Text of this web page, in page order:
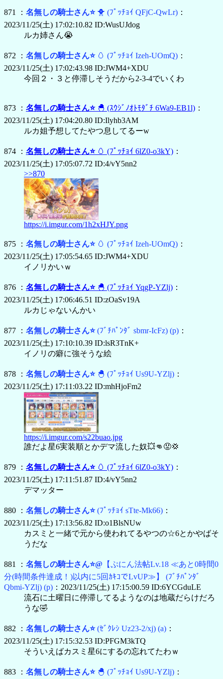
871 ： 名無しの騎士さん⭐ 🐥 (ﾌﾟｯﾁｮｲ QFjC-QwLr) ：
2023/11/25(土) 17:02:10.82 ID:WusUJdog
ルカ姉さん😭
872 ： 名無しの騎士さん⭐ 🥚 (ﾌﾟｯﾁｮｲ Izeh-UOmQ) ：
2023/11/25(土) 17:02:43.98 ID:JWM4+XDU
今回２・３と停滞しそうだから2-3-4でいくわ
873 ： 名無しの騎士さん⭐ 🐣 (ｽｳｼﾞﾉｵﾄﾓﾀﾞﾁ 6Wa9-EB1l) ：
2023/11/25(土) 17:04:20.80 ID:Ilyhb3AM
ルカ姐予想してたやつ息してるーw
874 ： 名無しの騎士さん⭐ 🥚 (ﾌﾟｯﾁｮｲ 6lZ0-o3kY) ：
2023/11/25(土) 17:05:07.72 ID:4/vY5nn2
>>870
https://i.imgur.com/1h2xHJY.png
875 ： 名無しの騎士さん⭐ 🥚 (ﾌﾟｯﾁｮｲ Izeh-UOmQ) ：
2023/11/25(土) 17:05:54.65 ID:JWM4+XDU
イノリかいｗ
876 ： 名無しの騎士さん⭐ 🐣 (ﾌﾟｯﾁｮｲ YqgP-YZlj) ：
2023/11/25(土) 17:06:46.51 ID:zOaSv19A
ルカじゃないんかい
877 ： 名無しの騎士さん⭐(ﾌﾞﾁﾊﾟﾝﾀﾞ sbmr-IcFz) (p) ：
2023/11/25(土) 17:10:10.39 ID:lsR3TnK+
イノリの癖に強そうな絵
878 ： 名無しの騎士さん⭐ 🐣 (ﾌﾟｯﾁｮｲ Us9U-YZlj) ：
2023/11/25(土) 17:11:03.22 ID:mhHjoFm2
https://i.imgur.com/s22buao.jpg
誰だよ星6実装順とかデマ流した奴💥👊😡💢
879 ： 名無しの騎士さん⭐ 🥚 (ﾌﾟｯﾁｮｲ 6lZ0-o3kY) ：
2023/11/25(土) 17:11:51.87 ID:4/vY5nn2
デマッター
880 ： 名無しの騎士さん⭐(ﾌﾟｯﾁｮｲ sTte-Mk66) ：
2023/11/25(土) 17:13:56.82 ID:o1BlsNUw
カスミと一緒で元から使われてるやつの☆6とかやばそ
うだな
881 ： 名無しの騎士さん⭐@ 【ぷにん法帖Lv.18 ≪あと0時間0
分(時間条件達成！)以内に5回ｶｷｺでLvUP≫】
(ﾌﾞﾁﾊﾟﾝﾀﾞ
Qbmi-YZlj) (p) ：2023/11/25(土) 17:15:00.59 ID:6YCGduLE
流石に土曜日に停滞してるようなのは地蔵だらけだろ
うな🤣
882 ： 名無しの騎士さん⭐(ｾﾞｸﾚｼ Uz23-2/xj) (a) ：
2023/11/25(土) 17:15:32.53 ID:PFGM3kTQ
そういえばカスミ星6にするの忘れてたわｗ
883 ： 名無しの騎士さん⭐ 🐣 (ﾌﾟｯﾁｮｲ Us9U-YZlj) ：